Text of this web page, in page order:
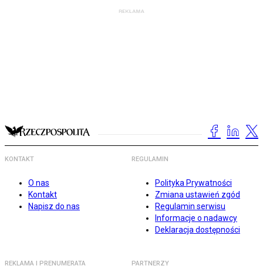
KONTAKT
O nas
Kontakt
Napisz do nas
REGULAMIN
Polityka Prywatności
Zmiana ustawień zgód
Regulamin serwisu
Informacje o nadawcy
Deklaracja dostępności
REKLAMA I PRENUMERATA PARTNERZY